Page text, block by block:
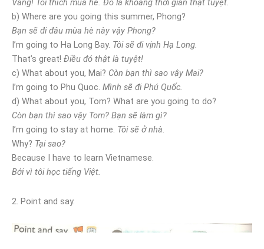
Vâng! Tôi thích mùa hè. Đó là khoảng thời gian thật tuyệt.
b) Where are you going this summer, Phong?
Bạn sẽ đi đâu mùa hè này vậy Phong?
I’m going to Ha Long Bay. Tôi sẽ đi vịnh Hạ Long.
That’s great! Điều đó thật là tuyệt!
c) What about you, Mai? Còn bạn thì sao vậy Mai?
I’m going to Phu Quoc. Mình sẽ đi Phú Quốc.
d) What about you, Tom? What are you going to do?
Còn bạn thì sao vậy Tom? Bạn sẽ làm gì?
I’m going to stay at home. Tôi sẽ ở nhà.
Why? Tại sao?
Because I have to learn Vietnamese.
Bởi vì tôi học tiếng Việt.
2. Point and say.